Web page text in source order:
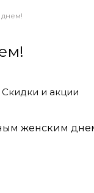
Скидки и акции
женским